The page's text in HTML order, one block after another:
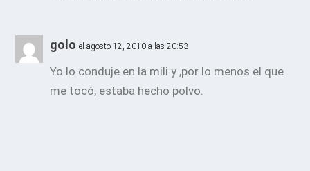
golo el agosto 12, 2010 a las 20:53
Yo lo conduje en la mili y ,por lo menos el que
me tocó, estaba hecho polvo.